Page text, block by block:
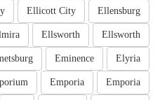
Ellensburg
Ellicott City
Ellsworth
Ellsworth
Elyria
Eminence
Emporia
Emporia